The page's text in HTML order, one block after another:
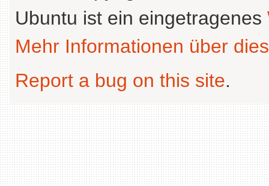
Ubuntu ist ein eingetragenes
Mehr Informationen über
Report a bug on this site.